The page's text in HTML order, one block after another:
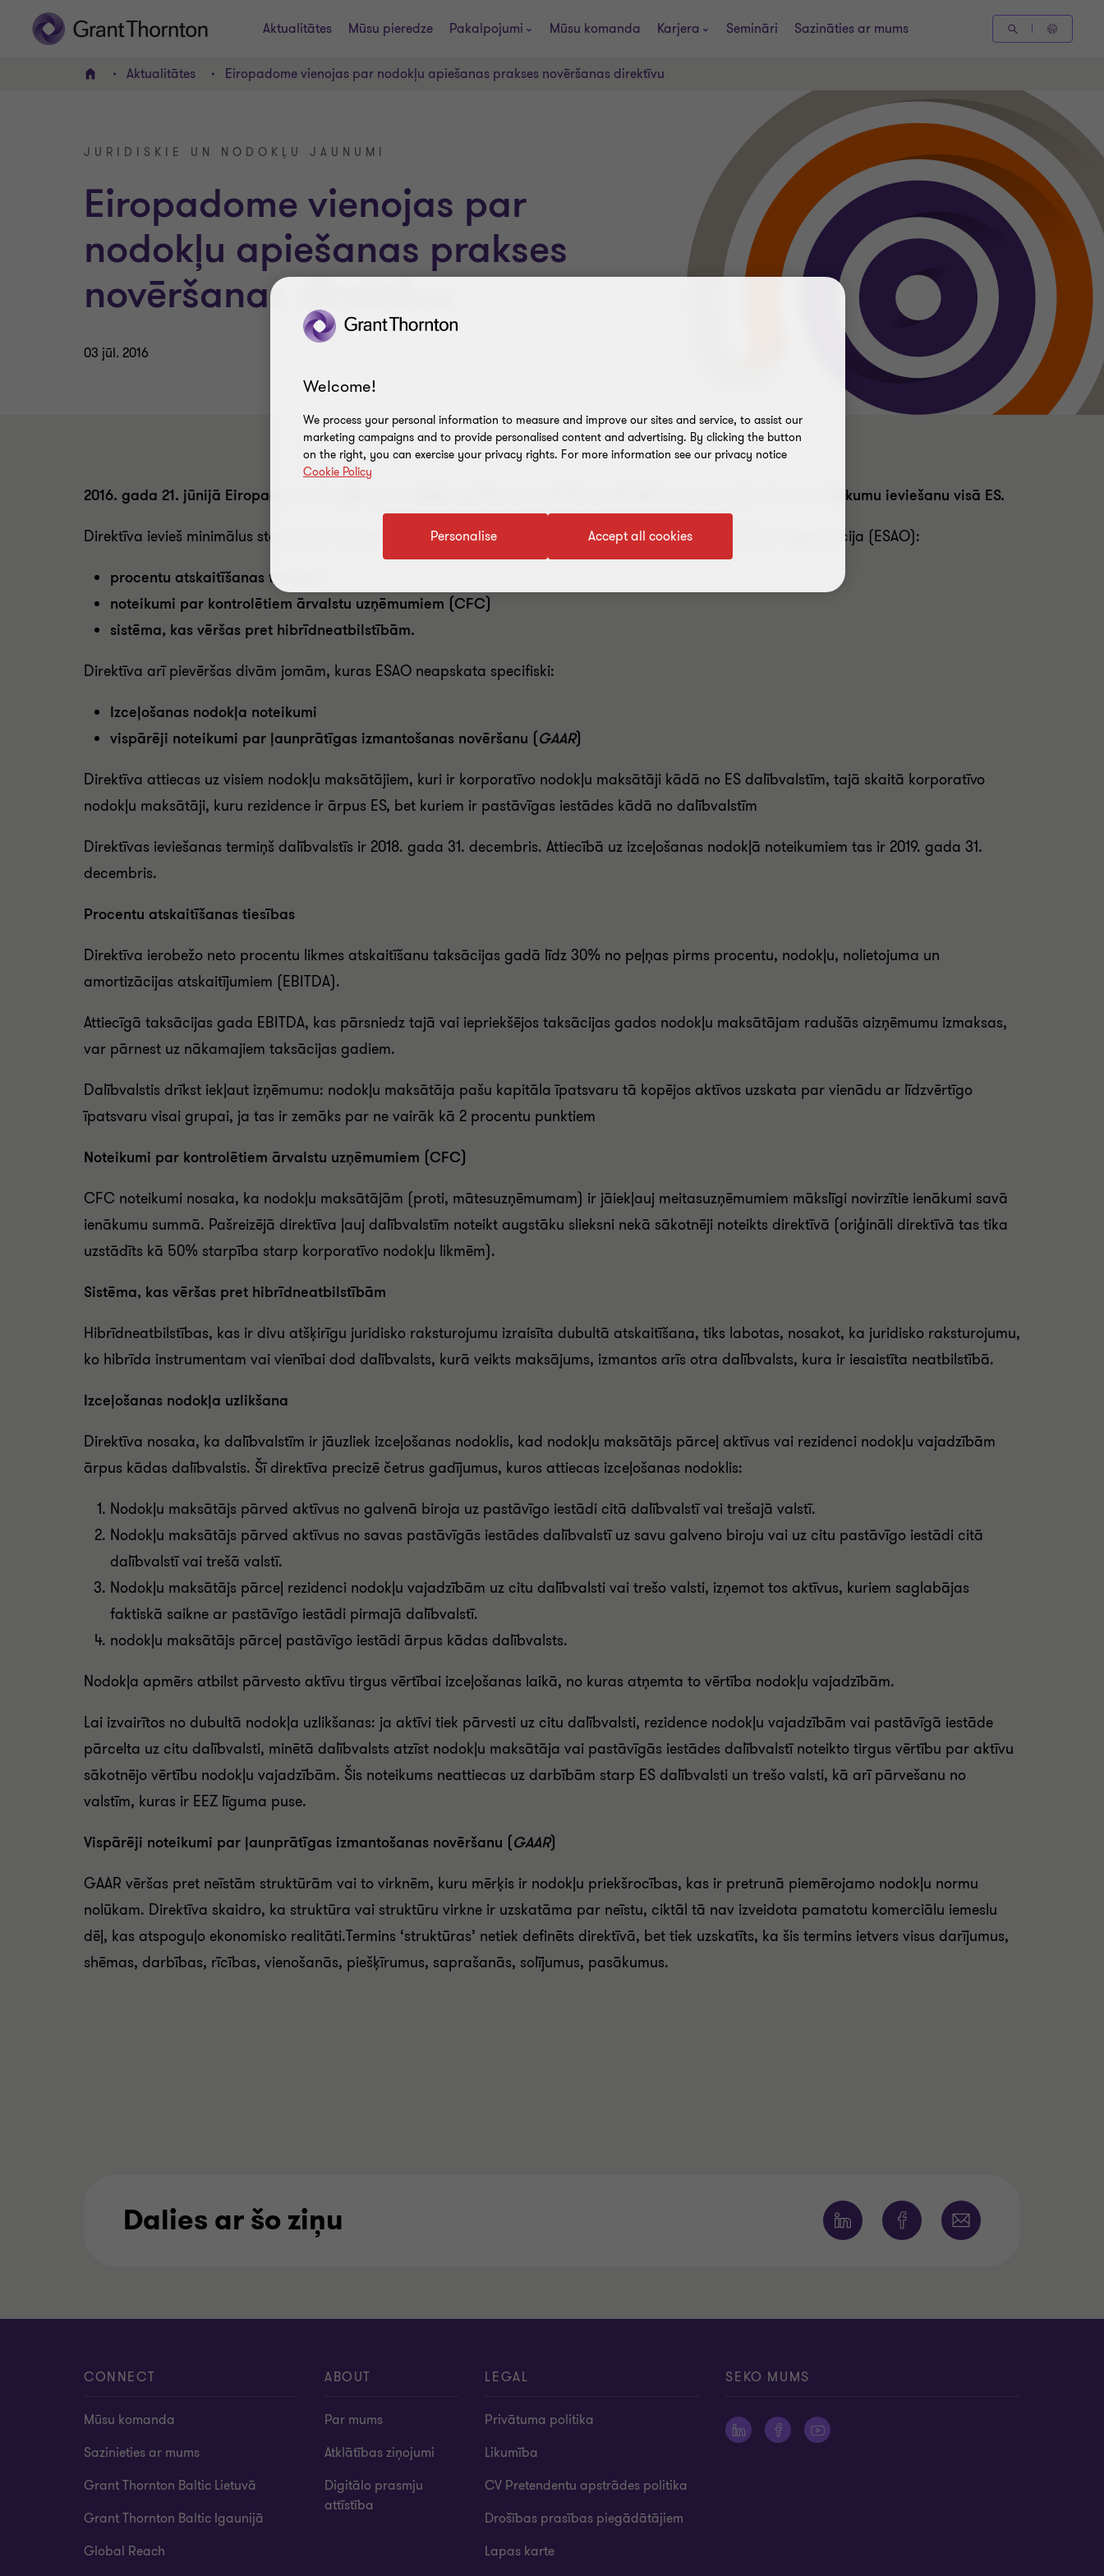
Aktualitātes Mūsu pieredze Pakalpojumi Mūsu komanda Karjera Semināri Sazināties ar mums
UZ SĀKUMUAktualitātes Eiropadome vienojas par nodokļu apiešanas prakses novēršanas direktīvu
JURIDISKIE UN NODOKĻU JAUNUMI
Eiropadome vienojas par
nodokļu apiešanas prakses
novēršanas direktīvu
03 jūl. 2016
2016. gada 21. jūnijā Eiropadome vienojās par nodokļu apiešanas novēršanas direktīvu, kas paredz vienotu noteikumu ieviešanu visā ES.
Direktīva ievieš minimālus standartus trīs jomās, pie kurām strādā Ekonomiskās sadarbības un attīstības organizācija (ESAO):
procentu atskaitīšanas tiesības
noteikumi par kontrolētiem ārvalstu uzņēmumiem (CFC)
sistēma, kas vēršas pret hibrīdneatbilstībām.
Direktīva arī pievēršas divām jomām, kuras ESAO neapskata specifiski:
Izceļošanas nodokļa noteikumi
vispārēji noteikumi par ļaunprātīgas izmantošanas novēršanu (GAAR)
Direktīva attiecas uz visiem nodokļu maksātājiem, kuri ir korporatīvo nodokļu maksātāji kādā no ES dalībvalstīm, tajā skaitā korporatīvo
nodokļu maksātāji, kuru rezidence ir ārpus ES, bet kuriem ir pastāvīgas iestādes kādā no dalībvalstīm
Direktīvas ieviešanas termiņš dalībvalstīs ir 2018. gada 31. decembris. Attiecībā uz izceļošanas nodokļā noteikumiem tas ir 2019. gada 31.
decembris.
Procentu atskaitīšanas tiesības
Direktīva ierobežo neto procentu likmes atskaitīšanu taksācijas gadā līdz 30% no peļņas pirms procentu, nodokļu, nolietojuma un
amortizācijas atskaitījumiem (EBITDA).
Attiecīgā taksācijas gada EBITDA, kas pārsniedz tajā vai iepriekšējos taksācijas gados nodokļu maksātājam radušās aizņēmumu izmaksas,
var pārnest uz nākamajiem taksācijas gadiem.
Dalībvalstis drīkst iekļaut izņēmumu: nodokļu maksātāja pašu kapitāla īpatsvaru tā kopējos aktīvos uzskata par vienādu ar līdzvērtīgo
īpatsvaru visai grupai, ja tas ir zemāks par ne vairāk kā 2 procentu punktiem
Noteikumi par kontrolētiem ārvalstu uzņēmumiem (CFC)
CFC noteikumi nosaka, ka nodokļu maksātājām (proti, mātesuzņēmumam) ir jāiekļauj meitasuzņēmumiem mākslīgi novirzītie ienākumi savā
ienākumu summā. Pašreizējā direktīva ļauj dalībvalstīm noteikt augstāku slieksni nekā sākotnēji noteikts direktīvā (oriģināli direktīvā tas tika
uzstādīts kā 50% starpība starp korporatīvo nodokļu likmēm).
Sistēma, kas vēršas pret hibrīdneatbilstībām
Hibrīdneatbilstības, kas ir divu atšķirīgu juridisko raksturojumu izraisīta dubultā atskaitīšana, tiks labotas, nosakot, ka juridisko raksturojumu,
ko hibrīda instrumentam vai vienībai dod dalībvalsts, kurā veikts maksājums, izmantos arīs otra dalībvalsts, kura ir iesaistīta neatbilstībā.
Izceļošanas nodokļa uzlikšana
Direktīva nosaka, ka dalībvalstīm ir jāuzliek izceļošanas nodoklis, kad nodokļu maksātājs pārceļ aktīvus vai rezidenci nodokļu vajadzībām
ārpus kādas dalībvalstis. Šī direktīva precizē četrus gadījumus, kuros attiecas izceļošanas nodoklis:
Nodokļu maksātājs pārved aktīvus no galvenā biroja uz pastāvīgo iestādi citā dalībvalstī vai trešajā valstī.
Nodokļu maksātājs pārved aktīvus no savas pastāvīgās iestādes dalībvalstī uz savu galveno biroju vai uz citu pastāvīgo iestādi citā
dalībvalstī vai trešā valstī.
Nodokļu maksātājs pārceļ rezidenci nodokļu vajadzībām uz citu dalībvalsti vai trešo valsti, izņemot tos aktīvus, kuriem saglabājas
faktiskā saikne ar pastāvīgo iestādi pirmajā dalībvalstī.
nodokļu maksātājs pārceļ pastāvīgo iestādi ārpus kādas dalībvalsts.
Nodokļa apmērs atbilst pārvesto aktīvu tirgus vērtībai izceļošanas laikā, no kuras atņemta to vērtība nodokļu vajadzībām.
Lai izvairītos no dubultā nodokļa uzlikšanas: ja aktīvi tiek pārvesti uz citu dalībvalsti, rezidence nodokļu vajadzībām vai pastāvīgā iestāde
pārcelta uz citu dalībvalsti, minētā dalībvalsts atzīst nodokļu maksātāja vai pastāvīgās iestādes dalībvalstī noteikto tirgus vērtību par aktīvu
sākotnējo vērtību nodokļu vajadzībām. Šis noteikums neattiecas uz darbībām starp ES dalībvalsti un trešo valsti, kā arī pārvešanu no
valstīm, kuras ir EEZ līguma puse.
Vispārēji noteikumi par ļaunprātīgas izmantošanas novēršanu (GAAR)
GAAR vēršas pret neīstām struktūrām vai to virknēm, kuru mērķis ir nodokļu priekšrocības, kas ir pretrunā piemērojamo nodokļu normu
nolūkam. Direktīva skaidro, ka struktūra vai struktūru virkne ir uzskatāma par neīstu, ciktāl tā nav izveidota pamatotu komerciālu iemeslu
dēļ, kas atspoguļo ekonomisko realitāti.Termins ‘struktūras’ netiek definēts direktīvā, bet tiek uzskatīts, ka šis termins ietvers visus darījumus,
shēmas, darbības, rīcības, vienošanās, piešķīrumus, saprašanās, solījumus, pasākumus.
Dalies ar šo ziņu
CONNECT
Mūsu komanda
Sazinieties ar mums
Grant Thornton Baltic Lietuvā
Grant Thornton Baltic Igaunijā
Global Reach
ABOUT
Par mums
Atklātības ziņojumi
Digitālo prasmju
attīstība
LEGAL
Privātuma politika
Likumība
CV Pretendentu apstrādes politika
Drošības prasības piegādātājiem
Lapas karte
SEKO MUMS
Welcome!
We process your personal information to measure and improve our sites and service, to assist our
marketing campaigns and to provide personalised content and advertising. By clicking the button
on the right, you can exercise your privacy rights. For more information see our privacy notice
Cookie Policy
Accept all cookies
Personalise